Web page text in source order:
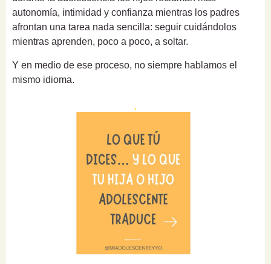
autonomía, intimidad y confianza mientras los padres
afrontan una tarea nada sencilla: seguir cuidándolos
mientras aprenden, poco a poco, a soltar.
Y en medio de ese proceso, no siempre hablamos el
mismo idioma.